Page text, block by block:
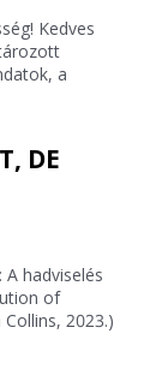
Kedves
a
DE
hadviselés
of
2023.)